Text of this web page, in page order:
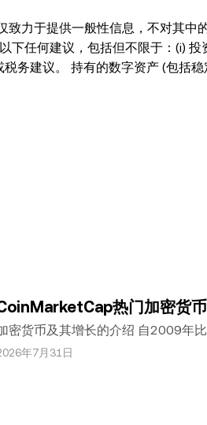
力于提供一般性信息，不对其中
任何建议，包括但不限于：(i) 投
务建议。 持有的数字资产 (包括
交易或持有数字资产是否适合您。
热门加密货
密货币及其增长的介绍 自2009年
为一个市值数万亿美元的生态系统
年7月31日